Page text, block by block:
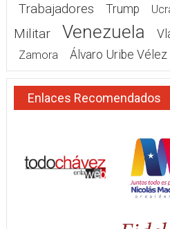
Trabajadores Trump
Militar
Venezuela
Zamora Álvaro Uribe Vélez
Enlaces Recomendados